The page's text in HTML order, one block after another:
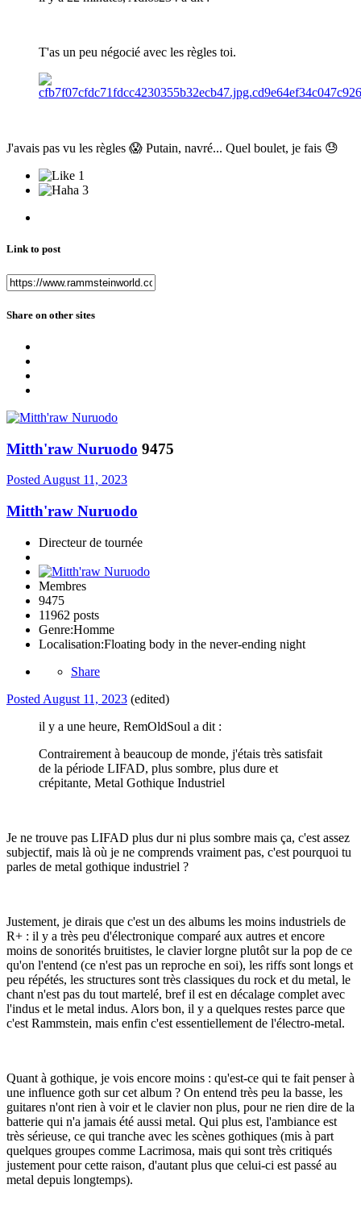
T'as un peu négocié avec les règles toi.
J'avais pas vu les règles 😱 Putain, navré... Quel boulet, je fais 😓
1
3
Link to post
Share on other sites
Mitth'raw Nuruodo 9475
Posted August 11, 2023
Mitth'raw Nuruodo
Directeur de tournée
Membres
9475
11962 posts
Genre:Homme
Localisation:Floating body in the never-ending night
Share
Posted August 11, 2023 (edited)
il y a une heure, RemOldSoul a dit :
Contrairement à beaucoup de monde, j'étais très satisfait
de la période LIFAD, plus sombre, plus dure et
crépitante, Metal Gothique Industriel
Je ne trouve pas LIFAD plus dur ni plus sombre mais ça, c'est assez
subjectif, mais là où je ne comprends vraiment pas, c'est pourquoi tu
parles de metal gothique industriel ?
Justement, je dirais que c'est un des albums les moins industriels de
R+ : il y a très peu d'électronique comparé aux autres et encore
moins de sonorités bruitistes, le clavier lorgne plutôt sur la pop de ce
qu'on l'entend (ce n'est pas un reproche en soi), les riffs sont longs et
peu répétés, les structures sont très classiques du rock et du metal, le
chant n'est pas du tout martelé, bref il est en décalage complet avec
l'indus et le metal indus. Alors bon, il y a quelques restes parce que
c'est Rammstein, mais enfin c'est essentiellement de l'électro-metal.
Quant à gothique, je vois encore moins : qu'est-ce qui te fait penser à
une influence goth sur cet album ? On entend très peu la basse, les
guitares n'ont rien à voir et le clavier non plus, pour ne rien dire de la
batterie qui n'a jamais été aussi metal. Qui plus est, l'ambiance est
très sérieuse, ce qui tranche avec les scènes gothiques (mis à part
quelques groupes comme Lacrimosa, mais qui sont très critiqués
justement pour cette raison, d'autant plus que celui-ci est passé au
metal depuis longtemps).